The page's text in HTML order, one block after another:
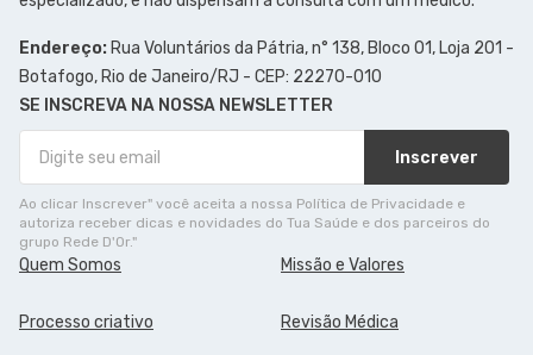
Endereço: Rua Voluntários da Pátria, n° 138, Bloco 01, Loja 201 -
Botafogo, Rio de Janeiro/RJ - CEP: 22270-010
SE INSCREVA NA NOSSA NEWSLETTER
Inscrever
Ao clicar Inscrever" você aceita a nossa Política de Privacidade e
autoriza receber dicas e novidades do Tua Saúde e dos parceiros do
grupo Rede D'Or."
Quem Somos Missão e Valores
Processo criativo Revisão Médica